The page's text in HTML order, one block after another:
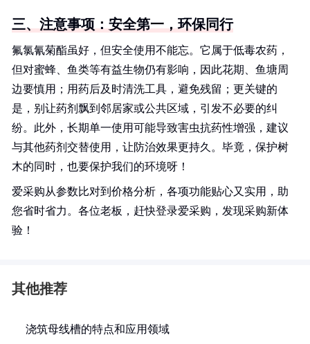
三、注意事项：安全第一，环保同行
氟氯氰菊酯虽好，但安全使用不能忘。它属于低毒农药，
但对蜜蜂、鱼类等有益生物仍有影响，因此花期、鱼塘周
边要慎用；用药后及时清洗工具，避免残留；更关键的
是，别让药剂飘到邻居家或公共区域，引发不必要的纠
纷。此外，长期单一使用可能导致害虫抗药性增强，建议
与其他药剂交替使用，让防治效果更持久。毕竟，保护树
木的同时，也要保护我们的环境呀！
爱采购从参数比对到价格分析，各项功能贴心又实用，助
您省时省力。各位老板，赶快登录爱采购，发现采购新体
验！
其他推荐
浇筑母线槽的特点和应用领域